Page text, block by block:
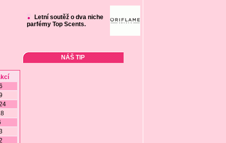
Letní soutěž o dva niche
parfémy Top Scents.
NÁŠ TIP